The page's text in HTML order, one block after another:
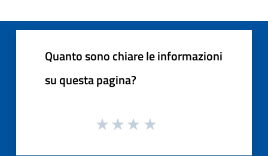
Quanto sono chiare le informazioni
su questa pagina?